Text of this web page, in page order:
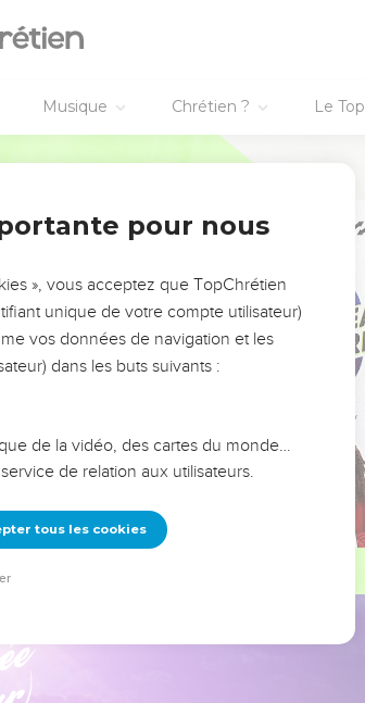
Musique Chrétien ? Le Top
on voit
ce sont
erreurs
famille,
pour nous
», vous acceptez que TopChrétien
unique de votre compte utilisateur)
vos données de navigation et les
dans les buts suivants :
de la vidéo, des cartes du monde…
de relation aux utilisateurs.
tous les cookies